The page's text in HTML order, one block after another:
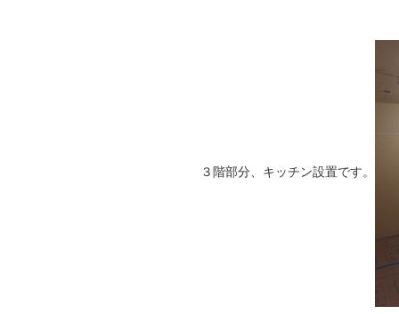
３階部分、キッチン設置です。